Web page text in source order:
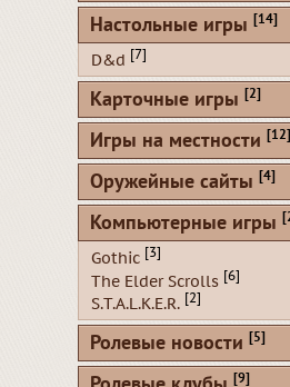
Настольные игры [14]
D&d [7]
Карточные игры [2]
Игры на местности [12]
Оружейные сайты [4]
Компьютерные игры
Gothic [3]
The Elder Scrolls [6]
S.T.A.L.K.E.R. [2]
Ролевые новости [5]
[9]